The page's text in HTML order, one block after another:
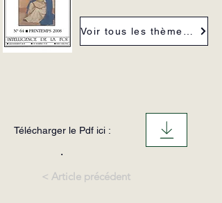
Télécharger le Pdf ici :
.
< Article précédent